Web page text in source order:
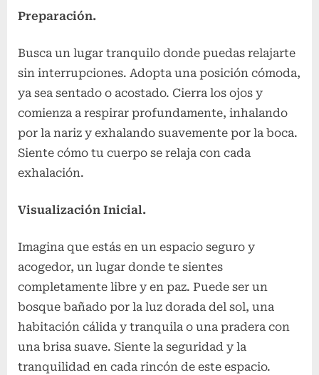
Preparación.
Busca un lugar tranquilo donde puedas relajarte
sin interrupciones. Adopta una posición cómoda,
ya sea sentado o acostado. Cierra los ojos y
comienza a respirar profundamente, inhalando
por la nariz y exhalando suavemente por la boca.
Siente cómo tu cuerpo se relaja con cada
exhalación.
Visualización Inicial.
Imagina que estás en un espacio seguro y
acogedor, un lugar donde te sientes
completamente libre y en paz. Puede ser un
bosque bañado por la luz dorada del sol, una
habitación cálida y tranquila o una pradera con
una brisa suave. Siente la seguridad y la
tranquilidad en cada rincón de este espacio.